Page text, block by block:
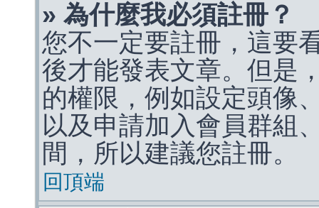
» 為什麼我必須註冊？
您不一定要註冊，這要
後才能發表文章。但是
的權限，例如設定頭像
以及申請加入會員群組
間，所以建議您註冊。
回頂端